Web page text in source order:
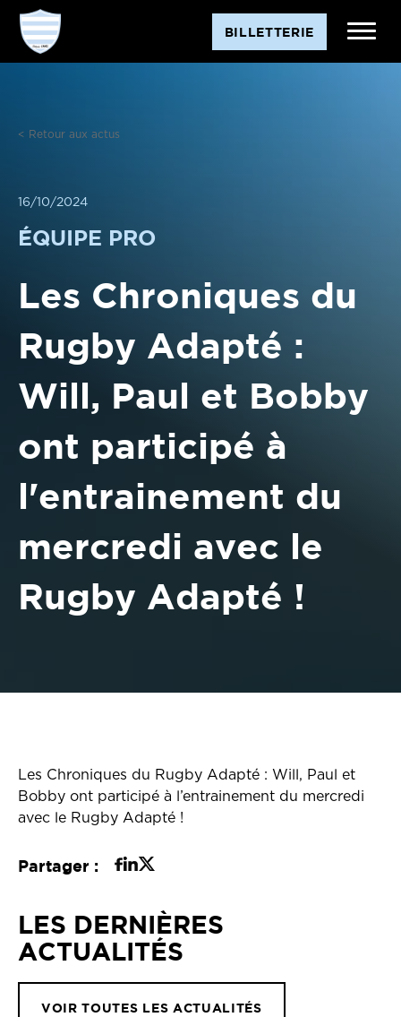
Aller
contenu
BILLETTERIE
< Retour aux actus
16/10/2024
ÉQUIPE PRO
Les Chroniques du
Rugby Adapté :
Will, Paul et Bobby
ont participé à
l'entrainement du
mercredi avec le
Rugby Adapté !
Les Chroniques du Rugby Adapté : Will, Paul et
Bobby ont participé à l’entrainement du mercredi
avec le Rugby Adapté !
Partager :
LES DERNIÈRES
ACTUALITÉS
VOIR TOUTES LES ACTUALITÉS